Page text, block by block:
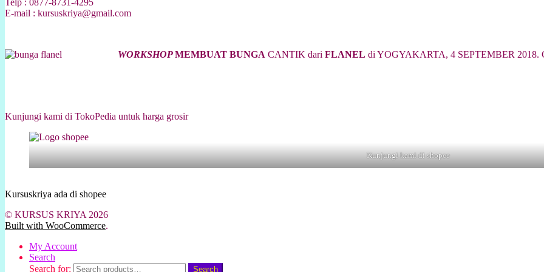
E-mail : kursuskriya@gmail.com
WORKSHOPMEMBUAT BUNGA CANTIK dari FLANEL di YOGYAKARTA, 4 SEPTEMBER 2018.
Kunjungi kami di TokoPedia untuk harga grosir
Kunjungi kami di shopee
Kursuskriya ada di shopee
© KURSUS KRIYA 2026
Built with WooCommerce.
My Account
Search
Search for:
Search